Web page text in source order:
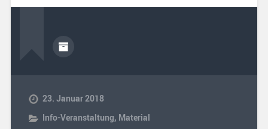
23. Januar 2018
Info-Veranstaltung, Material